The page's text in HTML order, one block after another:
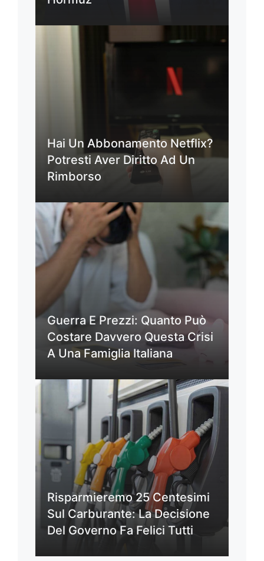
Hai Un Abbonamento Netflix?
Potresti Aver Diritto Ad Un
Rimborso
Guerra E Prezzi: Quanto Può
Costare Davvero Questa Crisi
A Una Famiglia Italiana
Risparmieremo 25 Centesimi
Sul Carburante: La Decisione
Del Governo Fa Felici Tutti